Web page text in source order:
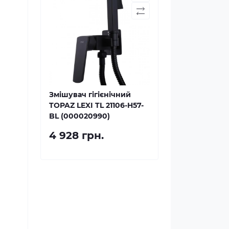
Змішувач гігієнічний
TOPAZ LEXI TL 21106-H57-
BL (000020990)
4 928 грн.